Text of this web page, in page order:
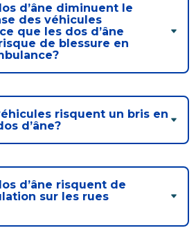
d’âne diminuent le
des véhicules
que les dos d’âne
de blessure en
risquent un bris en
d’âne?
d’âne risquent de
sur les rues